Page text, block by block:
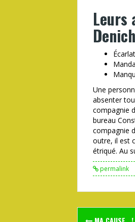
Leurs
Une
absenter
compagnie
bureau
compagnie
outre, il est
étriqué. Au
permalink